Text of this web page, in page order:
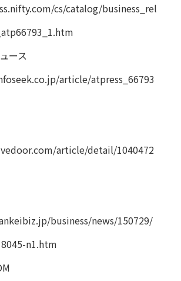
cs/catalog/business_rel
ース
article/atpress_66793
article/detail/1040472
business/news/150729/
n1.htm